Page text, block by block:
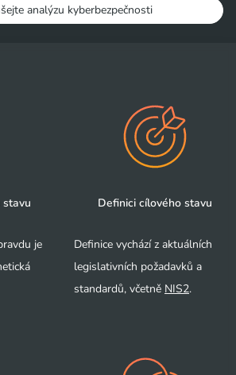
analýzu kyberbezpečnosti
stavu
je
Definici cílového stavu
Definice vychází z aktuálních
legislativních požadavků a
standardů, včetně NIS2.